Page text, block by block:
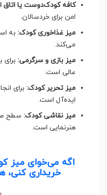
کافه کودک‌دوست یا اتاق
امن برای خردسالان.
میز غذاخوری کودک: به
می‌کند.
میز بازی و سرگرمی:
عالی است.
میز تحریر کودک: برای
ایده‌آل است.
میز نقاشی کودک: سطح
هنرنمایی است.
اگه می‌خوای میز
خریداری کنی،